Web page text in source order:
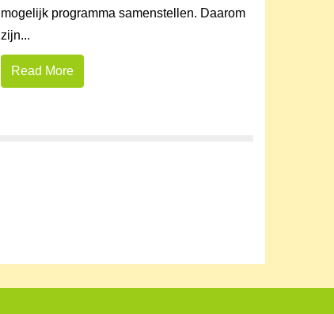
mogelijk programma samenstellen. Daarom
zijn...
Read More